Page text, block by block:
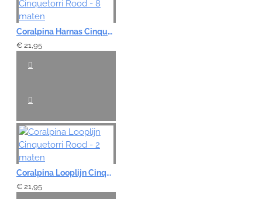
Waardering:
Slecht
Coralpina Harnas Cinquetorri Rood - 8 maten
€ 21,95
Coralpina Looplijn Cinquetorri Rood - 2 maten
€ 21,95